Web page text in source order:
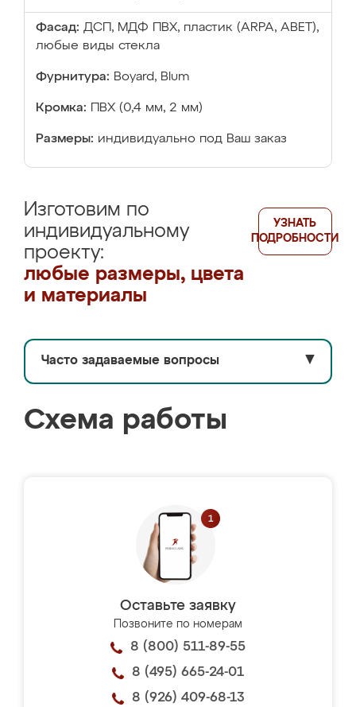
Фасад: ДСП, МДФ ПВХ, пластик (ARPA, ABET),
любые виды стекла
Фурнитура: Boyard, Blum
Кромка: ПВХ (0,4 мм, 2 мм)
Размеры: индивидуально под Ваш заказ
Изготовим по
индивидуальному
проекту:
любые размеры, цвета
и материалы
УЗНАТЬ
ПОДРОБНОСТИ
Часто задаваемые вопросы ▼
Схема работы
Оставьте заявку
Позвоните по номерам
8 (800) 511-89-55
8 (495) 665-24-01
8 (926) 409-68-13